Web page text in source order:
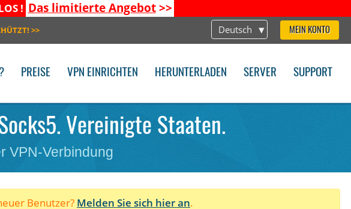
! Das limitierte Angebot>>
Deutsch MEIN KONTO
>>
PREISE VPN EINRICHTEN HERUNTERLADEN SERVER SUPPORT
Vereinigte Staaten.
VPN-Verbindung
Benutzer? Melden Sie sich hier an.